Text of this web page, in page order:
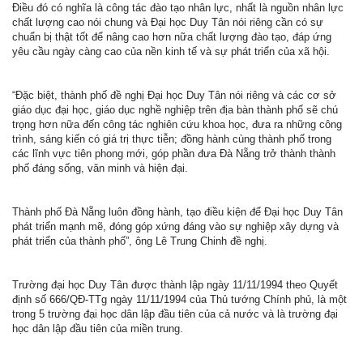
Điều đó có nghĩa là công tác đào tạo nhân lực, nhất là nguồn nhân lực
chất lượng cao nói chung và Đại học Duy Tân nói riêng cần có sự
chuẩn bị thật tốt để nâng cao hơn nữa chất lượng đào tạo, đáp ứng
yêu cầu ngày càng cao của nền kinh tế và sự phát triển của xã hội.
“Đặc biệt, thành phố đề nghị Đại học Duy Tân nói riêng và các cơ sở
giáo dục đại học, giáo dục nghề nghiệp trên địa bàn thành phố sẽ chú
trọng hơn nữa đến công tác nghiên cứu khoa học, đưa ra những công
trình, sáng kiến có giá trị thực tiễn; đồng hành cùng thành phố trong
các lĩnh vực tiên phong mới, góp phần đưa Đà Nẵng trở thành thành
phố đáng sống, văn minh và hiện đại.
Thành phố Đà Nẵng luôn đồng hành, tạo điều kiện để Đại học Duy Tân
phát triển mạnh mẽ, đóng góp xứng đáng vào sự nghiệp xây dựng và
phát triển của thành phố”, ông Lê Trung Chinh đề nghị.
Trường đại học Duy Tân được thành lập ngày 11/11/1994 theo Quyết
định số 666/QĐ-TTg ngày 11/11/1994 của Thủ tướng Chính phủ, là một
trong 5 trường đại học dân lập đầu tiên của cả nước và là trường đại
học dân lập đầu tiên của miền trung.